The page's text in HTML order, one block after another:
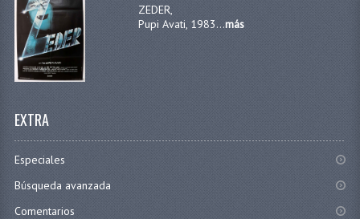
ZEDER,
Pupi Avati, 1983...más
EXTRA
Especiales
Búsqueda avanzada
Comentarios